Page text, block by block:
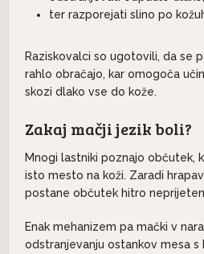
ter razporejati slino po
Raziskovalci so ugotovili, da se
rahlo obračajo, kar omogoča
skozi dlako vse do kože.
Zakaj mačji jezik boli?
Mnogi lastniki poznajo občutek,
isto mesto na koži. Zaradi
postane občutek hitro
Enak mehanizem pa mački v
odstranjevanju ostankov mesa s